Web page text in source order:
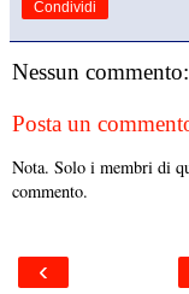
Condividi
Nessun commento:
Posta un
Nota. Solo i membri di
commento.
‹